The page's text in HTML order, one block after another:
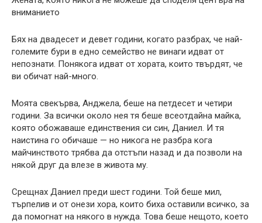
вниманието
Бях на двадесет и девет години, когато разбрах, че най-
големите бури в едно семейство не винаги идват от
непознати. Понякога идват от хората, които твърдят, че
ви обичат най-много.
Моята свекърва, Анджела, беше на петдесет и четири
години. За всички около нея тя беше всеотдайна майка,
която обожаваше единствения си син, Даниел. И тя
наистина го обичаше — но никога не разбра кога
майчинството трябва да отстъпи назад и да позволи на
някой друг да влезе в живота му.
Срещнах Даниел преди шест години. Той беше мил,
търпелив и от онези хора, които биха оставили всичко, за
да помогнат на някого в нужда. Това беше нещото, което